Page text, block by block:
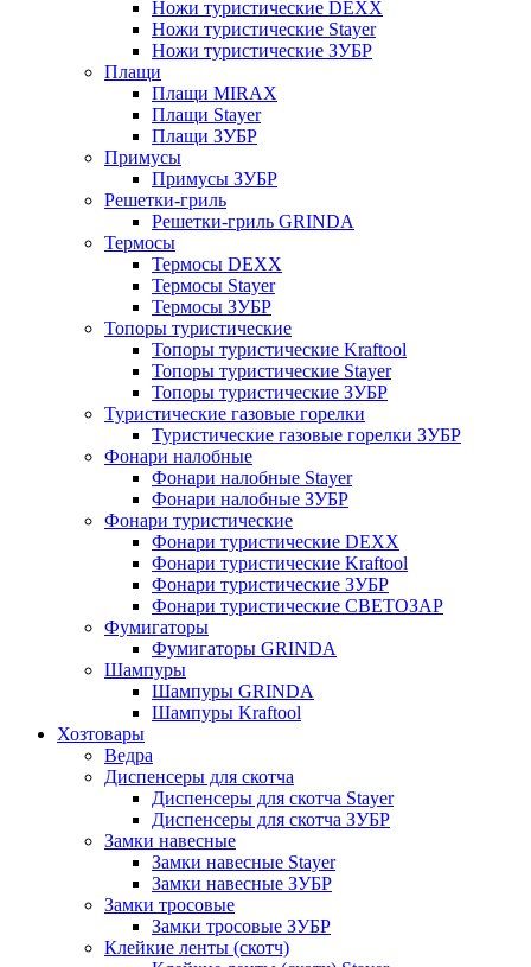
Ножи туристические DEXX
Ножи туристические Stayer
Ножи туристические ЗУБР
Плащи
Плащи MIRAX
Плащи Stayer
Плащи ЗУБР
Примусы
Примусы ЗУБР
Решетки-гриль
Решетки-гриль GRINDA
Термосы
Термосы DEXX
Термосы Stayer
Термосы ЗУБР
Топоры туристические
Топоры туристические Kraftool
Топоры туристические Stayer
Топоры туристические ЗУБР
Туристические газовые горелки
Туристические газовые горелки ЗУБР
Фонари налобные
Фонари налобные Stayer
Фонари налобные ЗУБР
Фонари туристические
Фонари туристические DEXX
Фонари туристические Kraftool
Фонари туристические ЗУБР
Фонари туристические СВЕТОЗАР
Фумигаторы
Фумигаторы GRINDA
Шампуры
Шампуры GRINDA
Шампуры Kraftool
Хозтовары
Ведра
Диспенсеры для скотча
Диспенсеры для скотча Stayer
Диспенсеры для скотча ЗУБР
Замки навесные
Замки навесные Stayer
Замки навесные ЗУБР
Замки тросовые
Замки тросовые ЗУБР
Клейкие ленты (скотч)